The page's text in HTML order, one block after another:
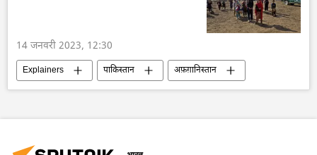
14 जनवरी 2023, 12:30
Explainers पाकिस्तान
अफ़ग़ानिस्तान
काबुल
सीमा विवाद दक्षिण एशिया